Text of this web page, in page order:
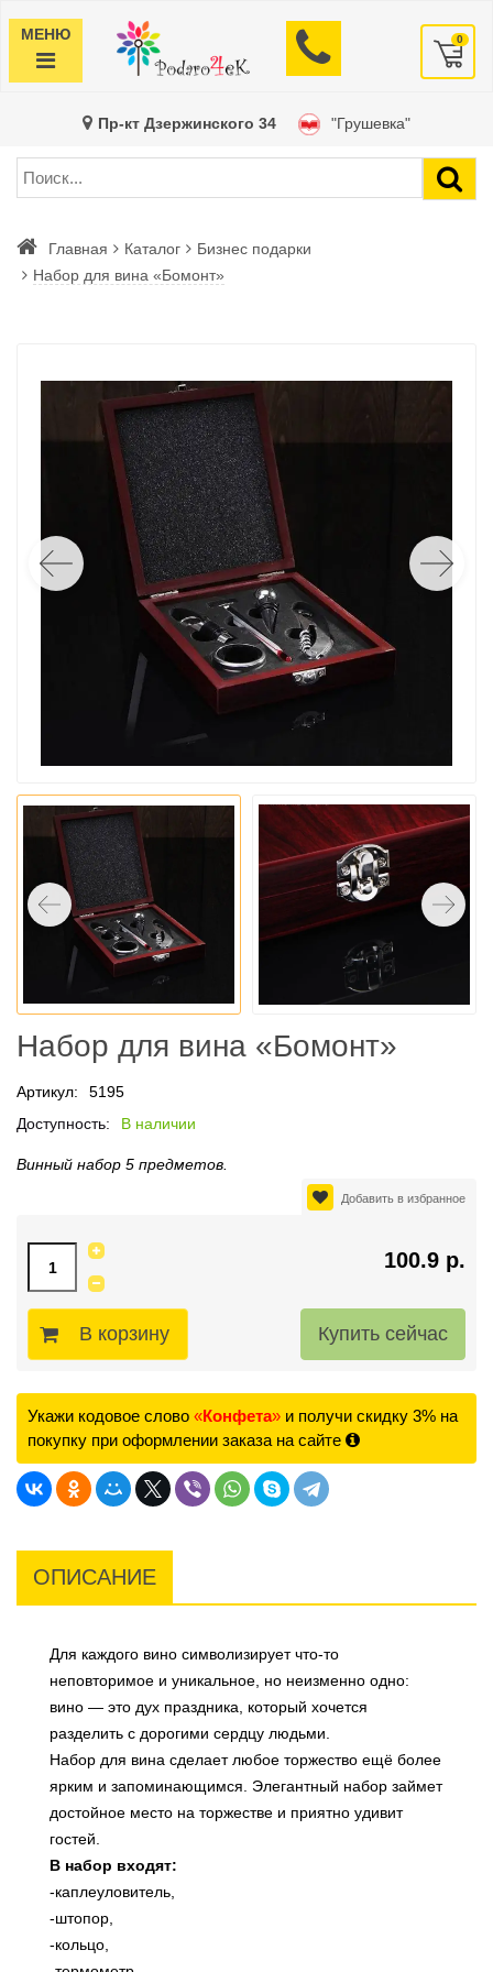
МЕНЮ 0
Пр-кт Дзержинского 34 "Грушевка"
Главная Каталог
Бизнес подарки
Набор для вина «Бомонт»
Набор для вина «Бомонт»
Артикул:
5195
Доступность:
В наличии
Винный набор 5 предметов.
Добавить в избранное
100.9 р.
В корзину
Укажи кодовое слово «Конфета» и получи скидку 3% на
покупку при оформлении заказа на сайте
ОПИСАНИЕ
Для каждого вино символизирует что-то
неповторимое и уникальное, но неизменно одно:
вино — это дух праздника, который хочется
разделить с дорогими сердцу людьми.
Набор для вина сделает любое торжество ещё более
ярким и запоминающимся. Элегантный набор займет
достойное место на торжестве и приятно удивит
гостей.
В набор входят:
-каплеуловитель,
-штопор,
-кольцо,